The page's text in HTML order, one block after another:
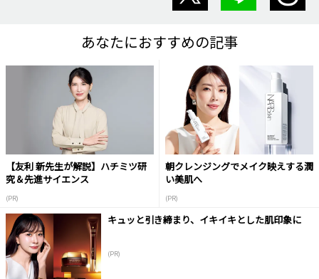
あなたにおすすめの記事
【友利 新先生が解説】ハチミツ研
究＆先進サイエンス
(PR)
朝クレンジングでメイク映えする潤
い美肌へ
(PR)
キュッと引き締まり、イキイキとした肌印象に
(PR)